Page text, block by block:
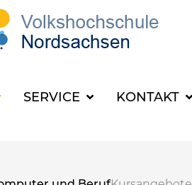
SERVICE KONTAKT